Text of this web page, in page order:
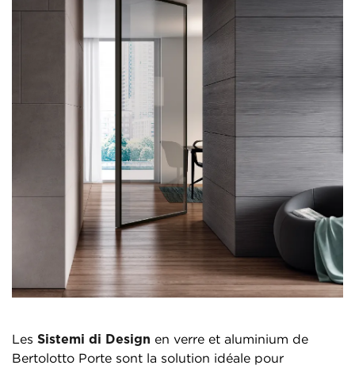
Les Sistemi di Design en verre et aluminium de
Bertolotto Porte sont la solution idéale pour